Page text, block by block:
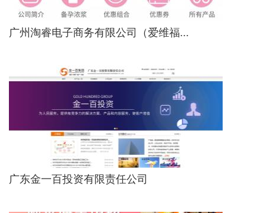
广州淘睿电子商务有限公司（爱维福...
广东金一百投资有限责任公司